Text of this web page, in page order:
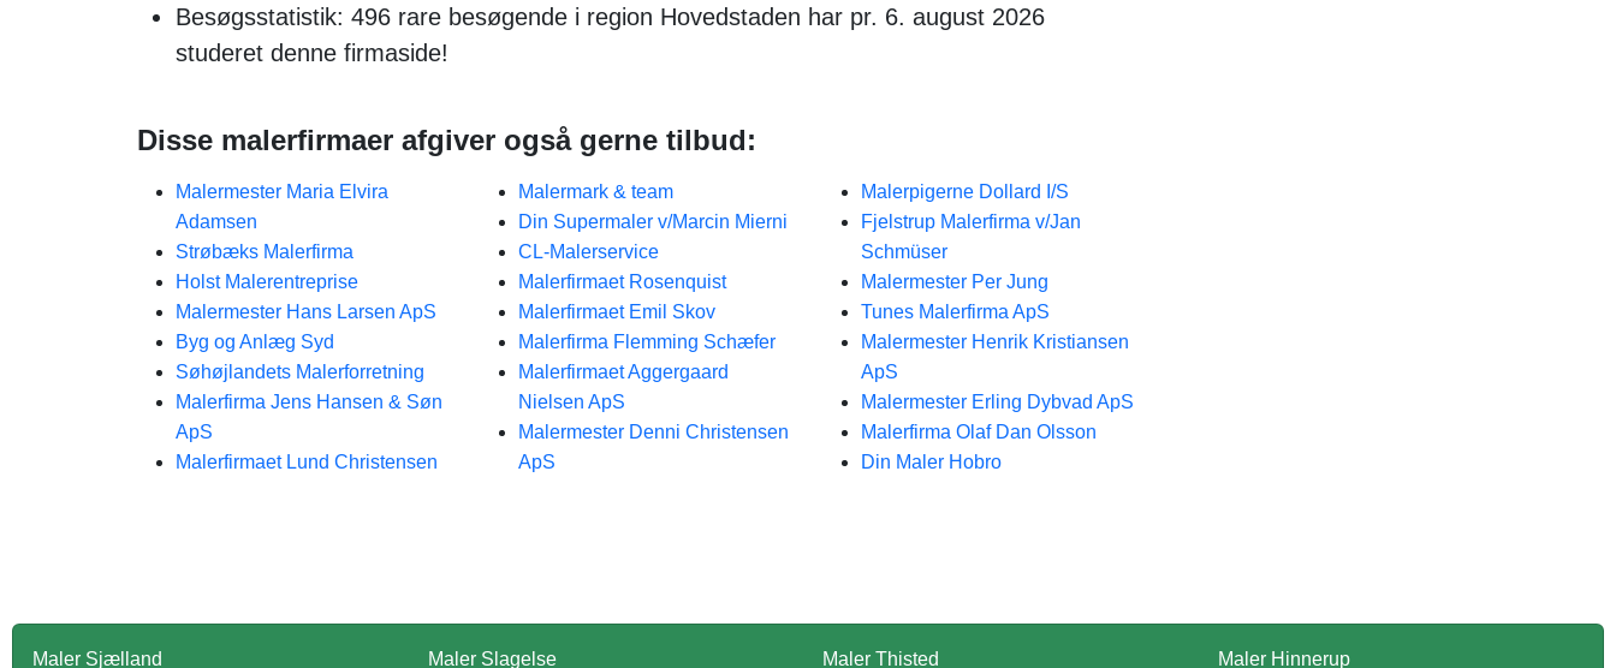
Besøgsstatistik: 496 rare besøgende i region Hovedstaden har pr. 6. august 2026
studeret denne firmaside!
Disse malerfirmaer afgiver også gerne tilbud:
Malermester Maria Elvira
Adamsen
Strøbæks Malerfirma
Holst Malerentreprise
Malermester Hans Larsen ApS
Byg og Anlæg Syd​
Søhøjlandets Malerforretning
Malerfirma Jens Hansen & Søn
ApS
Malerfirmaet Lund Christensen
Malermark & team
Din Supermaler v/Marcin Mierni
CL-Malerservice
Malerfirmaet Rosenquist
Malerfirmaet Emil Skov
Malerfirma Flemming Schæfer
Malerfirmaet Aggergaard
Nielsen ApS
Malermester Denni Christensen
ApS
Malerpigerne Dollard I/S
Fjelstrup Malerfirma v/Jan
Schmüser
Malermester Per Jung
Tunes Malerfirma ApS
Malermester Henrik Kristiansen
ApS
Malermester Erling Dybvad ApS
Malerfirma Olaf Dan Olsson
Din Maler Hobro
Maler Sjælland Maler Slagelse Maler Thisted Maler Hinnerup